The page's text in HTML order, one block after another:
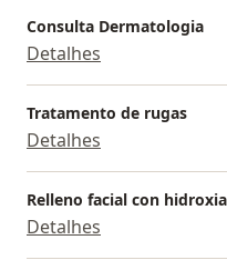
Consulta Dermatologia
Detalhes
Tratamento de rugas
Detalhes
Relleno facial con
Detalhes